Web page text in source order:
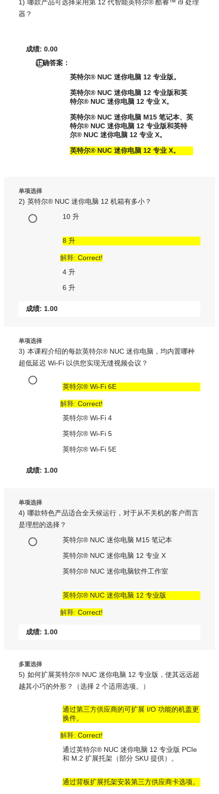
1) 哪款产品可选择采用第 12 代智能英特尔® 酷睿™ i9 处理
器？
成绩: 0.00
正确答案：
英特尔® NUC 迷你电脑 12 专业版。
英特尔® NUC 迷你电脑 12 专业版和英
特尔® NUC 迷你电脑 12 专业 X。
英特尔® NUC 迷你电脑 M15 笔记本、英
特尔® NUC 迷你电脑 12 专业版和英特
尔® NUC 迷你电脑 12 专业 X。
英特尔® NUC 迷你电脑 12 专业 X。
单项选择
2) 英特尔® NUC 迷你电脑 12 机箱有多小？
10 升
8 升
解释: Correct!
4 升
6 升
成绩: 1.00
单项选择
3) 本课程介绍的每款英特尔® NUC 迷你电脑，均内置哪种
超低延迟 Wi-Fi 以供您实现无缝视频会议？
英特尔® Wi-Fi 6E
解释: Correct!
英特尔® Wi-Fi 4
英特尔® Wi-Fi 5
英特尔® Wi-Fi 5E
成绩: 1.00
单项选择
4) 哪款特色产品适合全天候运行，对于从不关机的客户而言
是理想的选择？
英特尔® NUC 迷你电脑 M15 笔记本
英特尔® NUC 迷你电脑 12 专业 X
英特尔® NUC 迷你电脑软件工作室
英特尔® NUC 迷你电脑 12 专业版
解释: Correct!
成绩: 1.00
多重选择
5) 如何扩展英特尔® NUC 迷你电脑 12 专业版，使其远远超
越其小巧的外形？（选择 2 个适用选项。）
通过第三方供应商的可扩展 I/O 功能的机盖更
换件。
解释: Correct!
通过英特尔® NUC 迷你电脑 12 专业版 PCIe
和 M.2 扩展托架（部分 SKU 提供）。
通过背板扩展托架安装第三方供应商卡选项。